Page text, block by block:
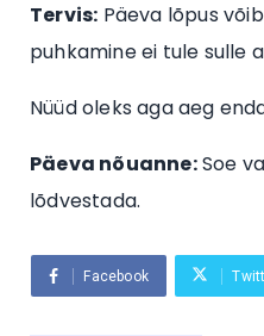
Tervis: Päeva lõpus
puhkamine ei tule sulle
Nüüd oleks aga aeg
Päeva nõuanne:Soe
lõdvestada.
Facebook